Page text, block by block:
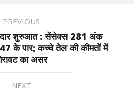
PREVIOUS
शुरुआत : सेंसेक्स 281 अंक
के पार; कच्चे तेल की कीमतों में
का असर
NEXT